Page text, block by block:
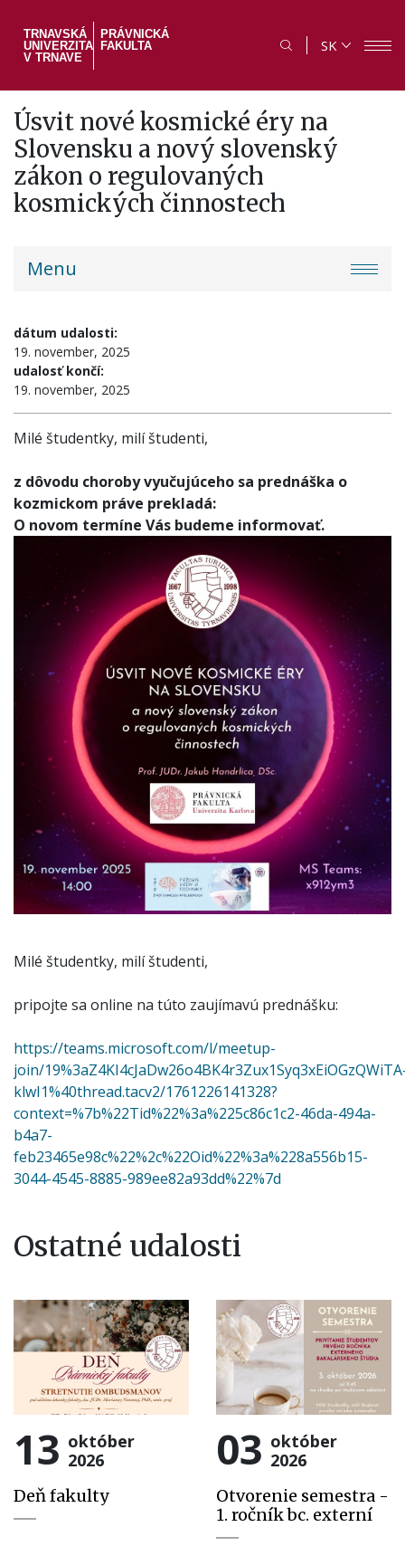
hlavný
TRNAVSKÁ
UNIVERZITA
V TRNAVE
PRÁVNICKÁ
FAKULTA
SK
Úsvit nové kosmické éry na
Slovensku a nový slovenský
zákon o regulovaných
kosmických činnostech
PF
Menu
Milé študentky, milí študenti,
z dôvodu choroby vyučujúceho sa prednáška o
kozmickom práve prekladá:
O novom termíne Vás budeme informovať.
Milé študentky, milí študenti,
pripojte sa online na túto zaujímavú prednášku:
https://teams.microsoft.com/l/meetup-
join/
klwI1%40thread.tacv2/1761226141328?
context=%7b%22Tid%22%3a%225c86c1c2-46da-494a-
b4a7-
feb23465e98c%22%2c%22Oid%22%3a%228a556b15-
3044-4545-8885-989ee82a93dd%22%7d
dátum udalosti:
19. november, 2025
udalosť končí:
19. november, 2025
Ostatné udalosti
13 október
2026
Deň fakulty
03 október
2026
Otvorenie semestra -
1. ročník bc. externí